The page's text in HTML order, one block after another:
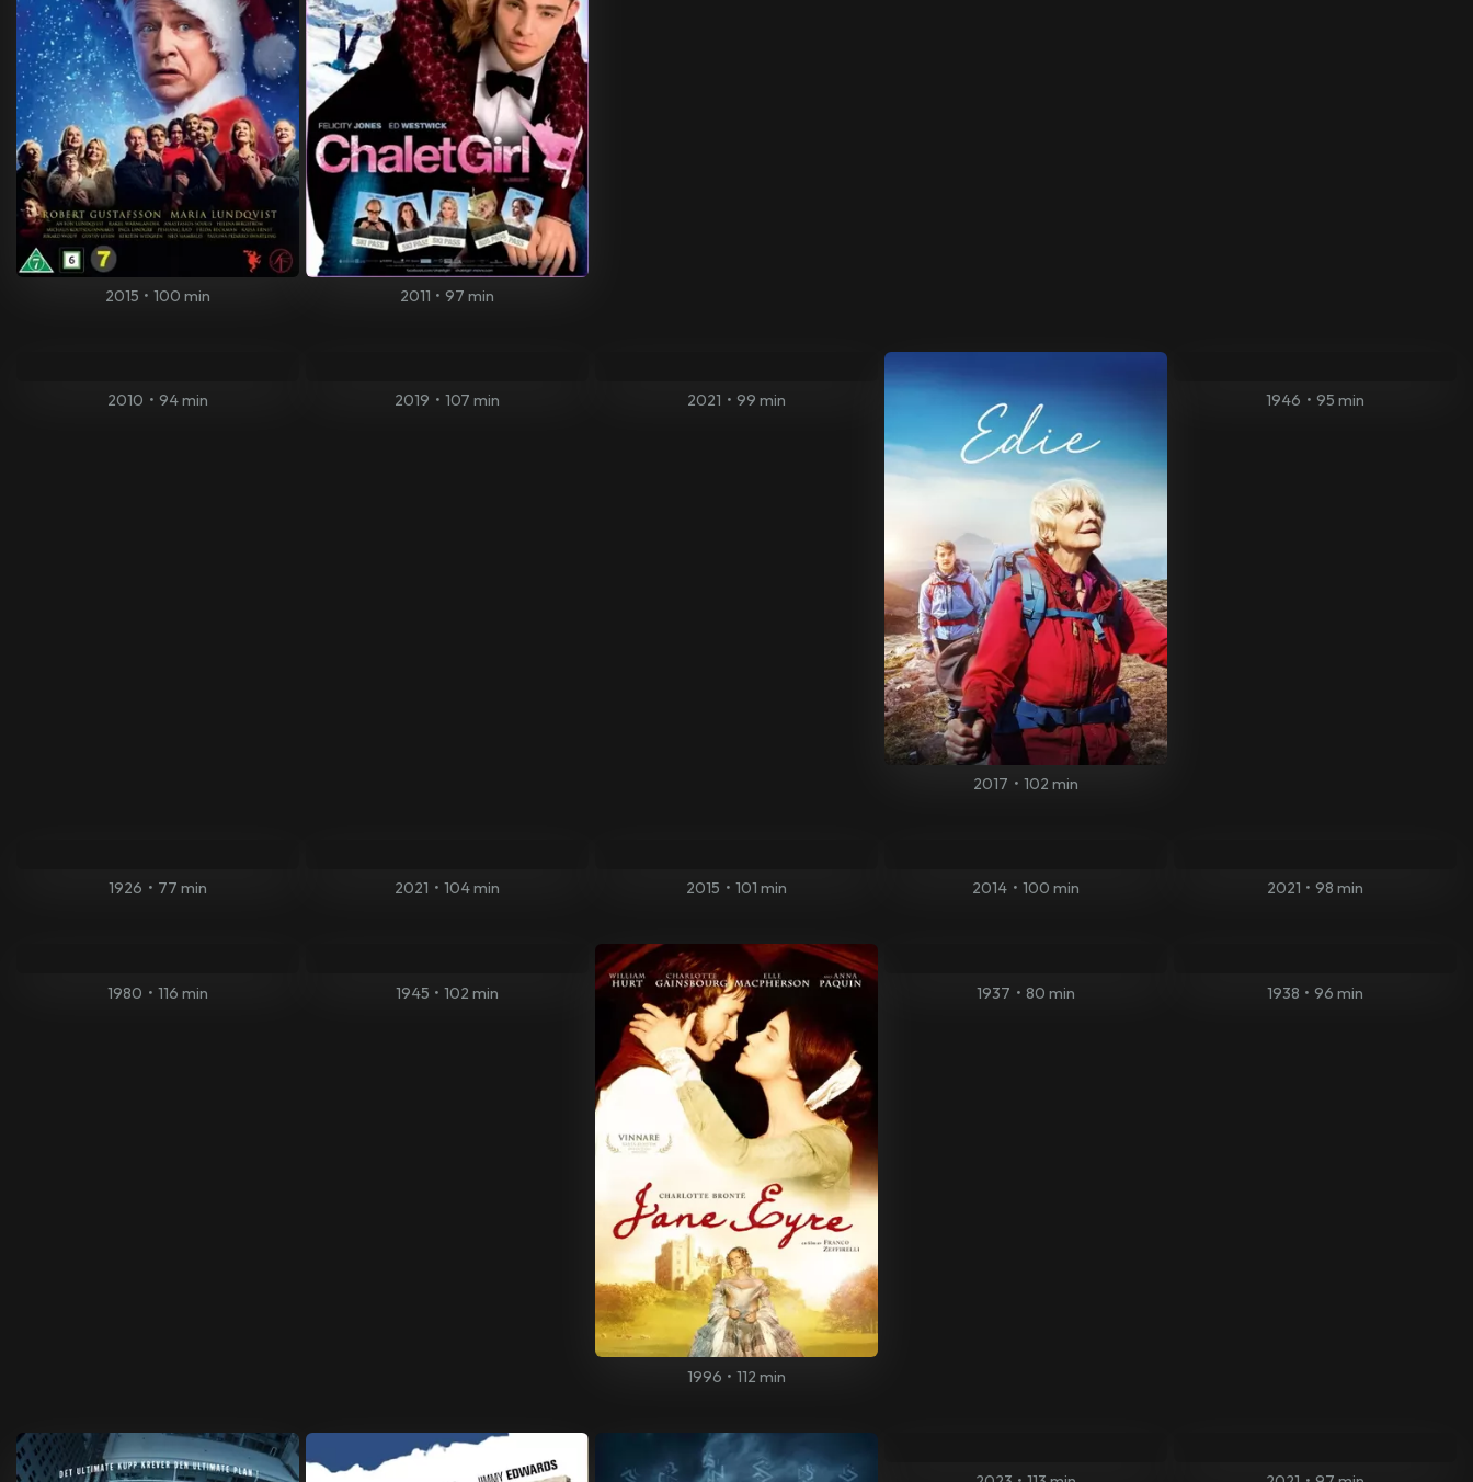
2015 • 100 min 2011 • 97 min
2010 • 94 min 2019 • 107 min 2021 • 99 min
2017 • 102 min
1946 • 95 min
1926 • 77 min 2021 • 104 min 2015 • 101 min 2014 • 100 min 2021 • 98 min
1980 • 116 min 1945 • 102 min
1996 • 112 min
1937 • 80 min 1938 • 96 min